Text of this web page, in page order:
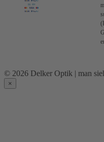
© 2026 Delker Optik | man
×